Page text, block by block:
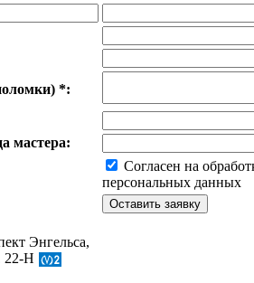
*:
мастера:
Согласен на
персональных данных
Энгельса,
22-Н